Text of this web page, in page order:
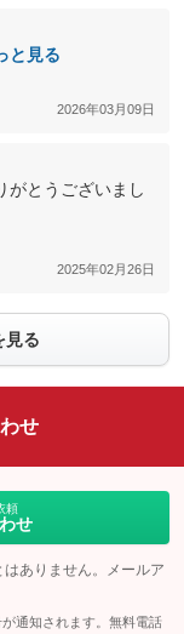
と見る
2026年03月09日
がとうございまし
2025年02月26日
見る
せ
頼
せ
ありません。メールア
通知されます。無料電話